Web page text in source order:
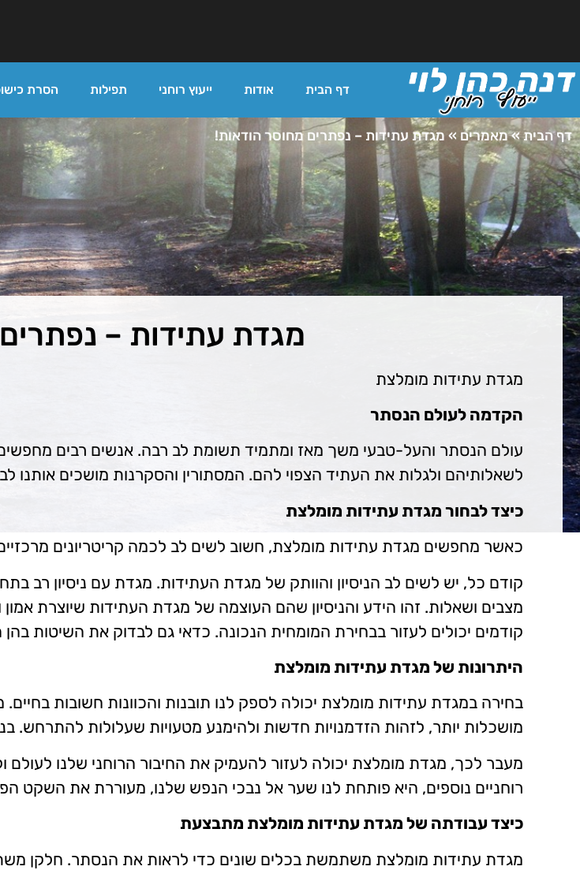
דף הבית אודות ייעוץ רוחני תפילות הסרת
דף הבית»מאמרים »מגדת עתידות – נפתרים מחוסר הודאות!
מגדת עתידות –
מגדת עתידות מומלצת
הקדמה לעולם הנסתר
עולם הנסתר והעל-טבעי משך מאז ומתמיד תשומת לב רבה. אנשים רבים
לשאלותיהם ולגלות את העתיד הצפוי להם. המסתורין והסקרנות מושכים
כיצד לבחור מגדת עתידות מומלצת
כאשר מחפשים מגדת עתידות מומלצת, חשוב לשים לב לכמה קריטריונים
קודם כל, יש לשים לב הניסיון והוותק של מגדת העתידות. מגדת עם ניסיון רב
מצבים ושאלות. זהו הידע והניסיון שהם העוצמה של מגדת העתידות שיוצרת
קודמים יכולים לעזור בבחירת המומחית הנכונה. כדאי גם לבדוק את השיטות
היתרונות של מגדת עתידות מומלצת
בחירה במגדת עתידות מומלצת יכולה לספק לנו תובנות והכוונות חשובות
מושכלות יותר, לזהות הזדמנויות חדשות ולהימנע מטעויות שעלולות להתרחש.
מעבר לכך, מגדת מומלצת יכולה לעזור להעמיק את החיבור הרוחני שלנו לעולם
רוחניים נוספים, היא פותחת לנו שער אל נבכי הנפש שלנו, מעוררת את השקט
כיצד עבודתה של מגדת עתידות מומלצת מתבצעת
מגדת עתידות מומלצת משתמשת בכלים שונים כדי לראות את הנסתר. חלקן